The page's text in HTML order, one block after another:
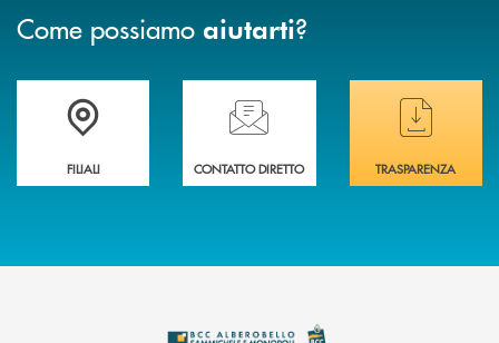
Come possiamo aiutarti?
Trova la filiale più vicina a te
FILIALI
Hai bisogno di assistenza immediata ?
CONTATTO DIRETTO
Hai bisogno di
TRASPARENZA